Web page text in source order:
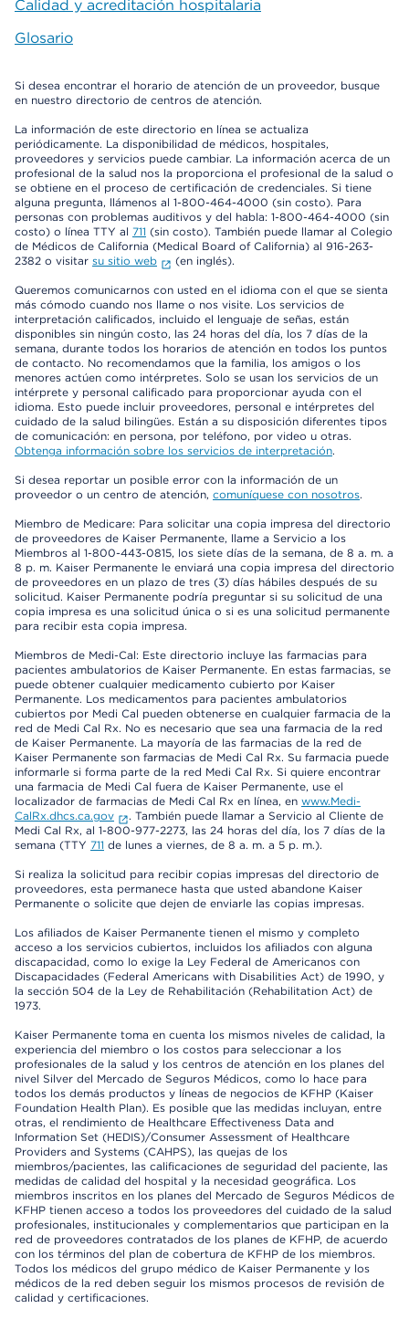
Calidad y acreditación hospitalaria
Glosario
Si desea encontrar el horario de atención de un proveedor, busque
en nuestro directorio de centros de atención.
La información de este directorio en línea se actualiza
periódicamente. La disponibilidad de médicos, hospitales,
proveedores y servicios puede cambiar. La información acerca de un
profesional de la salud nos la proporciona el profesional de la salud o
se obtiene en el proceso de certificación de credenciales. Si tiene
alguna pregunta, llámenos al 1-800-464-4000 (sin costo). Para
personas con problemas auditivos y del habla: 1-800-464-4000 (sin
costo) o línea TTY al 711 (sin costo). También puede llamar al Colegio
de Médicos de California (Medical Board of California) al 916-263-
2382 o visitar su sitio web (en inglés).
Queremos comunicarnos con usted en el idioma con el que se sienta
más cómodo cuando nos llame o nos visite. Los servicios de
interpretación calificados, incluido el lenguaje de señas, están
disponibles sin ningún costo, las 24 horas del día, los 7 días de la
semana, durante todos los horarios de atención en todos los puntos
de contacto. No recomendamos que la familia, los amigos o los
menores actúen como intérpretes. Solo se usan los servicios de un
intérprete y personal calificado para proporcionar ayuda con el
idioma. Esto puede incluir proveedores, personal e intérpretes del
cuidado de la salud bilingües. Están a su disposición diferentes tipos
de comunicación: en persona, por teléfono, por video u otras.
Obtenga información sobre los servicios de interpretación.
Si desea reportar un posible error con la información de un
proveedor o un centro de atención, comuníquese con nosotros.
Miembro de Medicare: Para solicitar una copia impresa del directorio
de proveedores de Kaiser Permanente, llame a Servicio a los
Miembros al 1-800-443-0815, los siete días de la semana, de 8 a. m. a
8 p. m. Kaiser Permanente le enviará una copia impresa del directorio
de proveedores en un plazo de tres (3) días hábiles después de su
solicitud. Kaiser Permanente podría preguntar si su solicitud de una
copia impresa es una solicitud única o si es una solicitud permanente
para recibir esta copia impresa.
Miembros de Medi-Cal: Este directorio incluye las farmacias para
pacientes ambulatorios de Kaiser Permanente. En estas farmacias, se
puede obtener cualquier medicamento cubierto por Kaiser
Permanente. Los medicamentos para pacientes ambulatorios
cubiertos por Medi Cal pueden obtenerse en cualquier farmacia de la
red de Medi Cal Rx. No es necesario que sea una farmacia de la red
de Kaiser Permanente. La mayoría de las farmacias de la red de
Kaiser Permanente son farmacias de Medi Cal Rx. Su farmacia puede
informarle si forma parte de la red Medi Cal Rx. Si quiere encontrar
una farmacia de Medi Cal fuera de Kaiser Permanente, use el
localizador de farmacias de Medi Cal Rx en línea, en www.Medi-
CalRx.dhcs.ca.gov
. También puede llamar a Servicio al Cliente de
Medi Cal Rx, al 1-800-977-2273, las 24 horas del día, los 7 días de la
semana (TTY 711 de lunes a viernes, de 8 a. m. a 5 p. m.).
Si realiza la solicitud para recibir copias impresas del directorio de
proveedores, esta permanece hasta que usted abandone Kaiser
Permanente o solicite que dejen de enviarle las copias impresas.
Los afiliados de Kaiser Permanente tienen el mismo y completo
acceso a los servicios cubiertos, incluidos los afiliados con alguna
discapacidad, como lo exige la Ley Federal de Americanos con
Discapacidades (Federal Americans with Disabilities Act) de 1990, y
la sección 504 de la Ley de Rehabilitación (Rehabilitation Act) de
1973.
Kaiser Permanente toma en cuenta los mismos niveles de calidad, la
experiencia del miembro o los costos para seleccionar a los
profesionales de la salud y los centros de atención en los planes del
nivel Silver del Mercado de Seguros Médicos, como lo hace para
todos los demás productos y líneas de negocios de KFHP (Kaiser
Foundation Health Plan). Es posible que las medidas incluyan, entre
otras, el rendimiento de Healthcare Effectiveness Data and
Information Set (HEDIS)/Consumer Assessment of Healthcare
Providers and Systems (CAHPS), las quejas de los
miembros/pacientes, las calificaciones de seguridad del paciente, las
medidas de calidad del hospital y la necesidad geográfica. Los
miembros inscritos en los planes del Mercado de Seguros Médicos de
KFHP tienen acceso a todos los proveedores del cuidado de la salud
profesionales, institucionales y complementarios que participan en la
red de proveedores contratados de los planes de KFHP, de acuerdo
con los términos del plan de cobertura de KFHP de los miembros.
Todos los médicos del grupo médico de Kaiser Permanente y los
médicos de la red deben seguir los mismos procesos de revisión de
calidad y certificaciones.